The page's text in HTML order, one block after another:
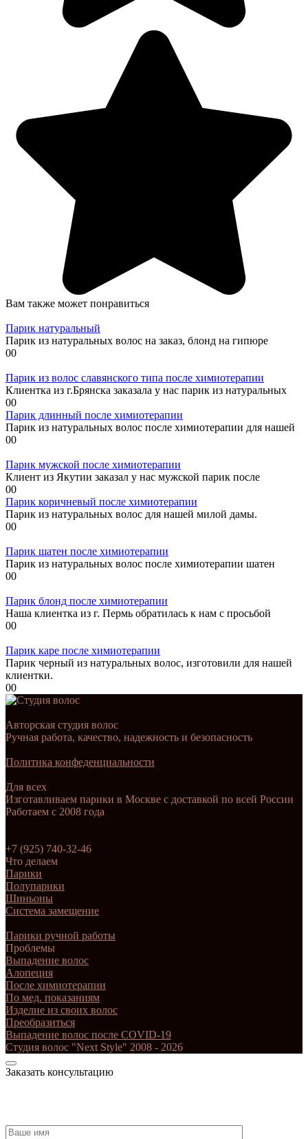
Вам также может понравиться
Парик натуральный
Парик из натуральных волос на заказ, блонд на гипюре
00
Парик из волос славянского типа после химиотерапии
Клиентка из г.Брянска заказала у нас парик из натуральных
00
Парик длинный после химиотерапии
Парик из натуральных волос после химиотерапии для нашей
00
Парик мужской после химиотерапии
Клиент из Якутии заказал у нас мужской парик после
00
Парик коричневый после химиотерапии
Парик из натуральных волос для нашей милой дамы.
00
Парик шатен после химиотерапии
Парик из натуральных волос после химиотерапии шатен
00
Парик блонд после химиотерапии
Наша клиентка из г. Пермь обратилась к нам с просьбой
00
Парик каре после химиотерапии
Парик черный из натуральных волос, изготовили для нашей
клиентки.
00
Авторская студия волос
Ручная работа, качество, надежность и безопасность
Политика конфеденциальности
Для всех
Изготавливаем парики в Москве с доставкой по всей России
Работаем с 2008 года
+7 (925) 740-32-46
Что делаем
Парики
Полупарики
Шиньоны
Система замещение
Парики ручной работы
Проблемы
Выпадение волос
Алопеция
После химиотерапии
По мед. показаниям
Изделие из своих волос
Преобразиться
Выпадение волос после COVID-19
Студия волос "Next Style" 2008 - 2026
Заказать консультацию